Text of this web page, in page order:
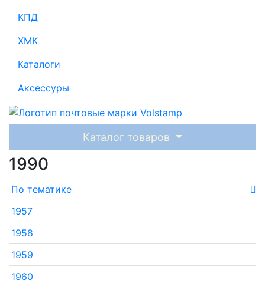
КПД
ХМК
Каталоги
Аксессуры
Каталог товаров
1990
По тематике
1957
1958
1959
1960